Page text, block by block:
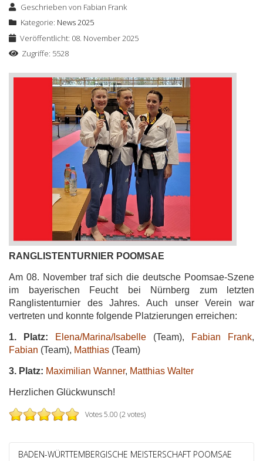
Geschrieben von Fabian Frank
Kategorie: News 2025
Veröffentlicht: 08. November 2025
Zugriffe: 5528
RANGLISTENTURNIER POOMSAE
Am 08. November traf sich die deutsche Poomsae-Szene
im bayerischen Feucht bei Nürnberg zum letzten
Ranglistenturnier des Jahres. Auch unser Verein war
vertreten und konnte folgende Platzierungen erreichen:
1. Platz: Elena/Marina/Isabelle (Team), Fabian Frank,
Fabian (Team), Matthias (Team)
3. Platz: Maximilian Wanner, Matthias Walter
Herzlichen Glückwunsch!
Votes 5.00 (2 votes)
BADEN-WÜRTTEMBERGISCHE MEISTERSCHAFT POOMSAE